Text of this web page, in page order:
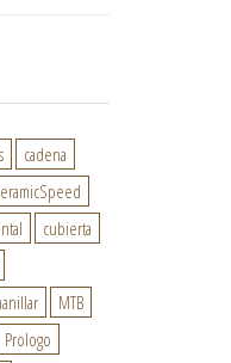
cadena
cubierta
MTB
Prologo